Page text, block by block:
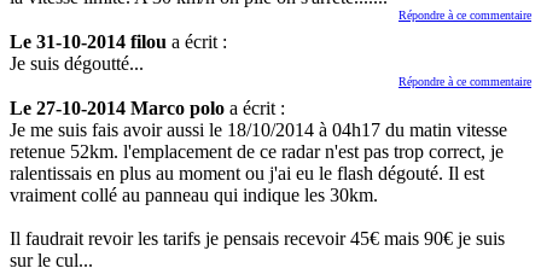
Répondre à ce commentaire
Le 31-10-2014 filou a écrit :
Je suis dégoutté...
Répondre à ce commentaire
Le 27-10-2014 Marco polo a écrit :
Je me suis fais avoir aussi le 18/10/2014 à 04h17 du matin vitesse
retenue 52km. l'emplacement de ce radar n'est pas trop correct, je
ralentissais en plus au moment ou j'ai eu le flash dégouté. Il est
vraiment collé au panneau qui indique les 30km.
Il faudrait revoir les tarifs je pensais recevoir 45€ mais 90€ je suis
sur le cul...